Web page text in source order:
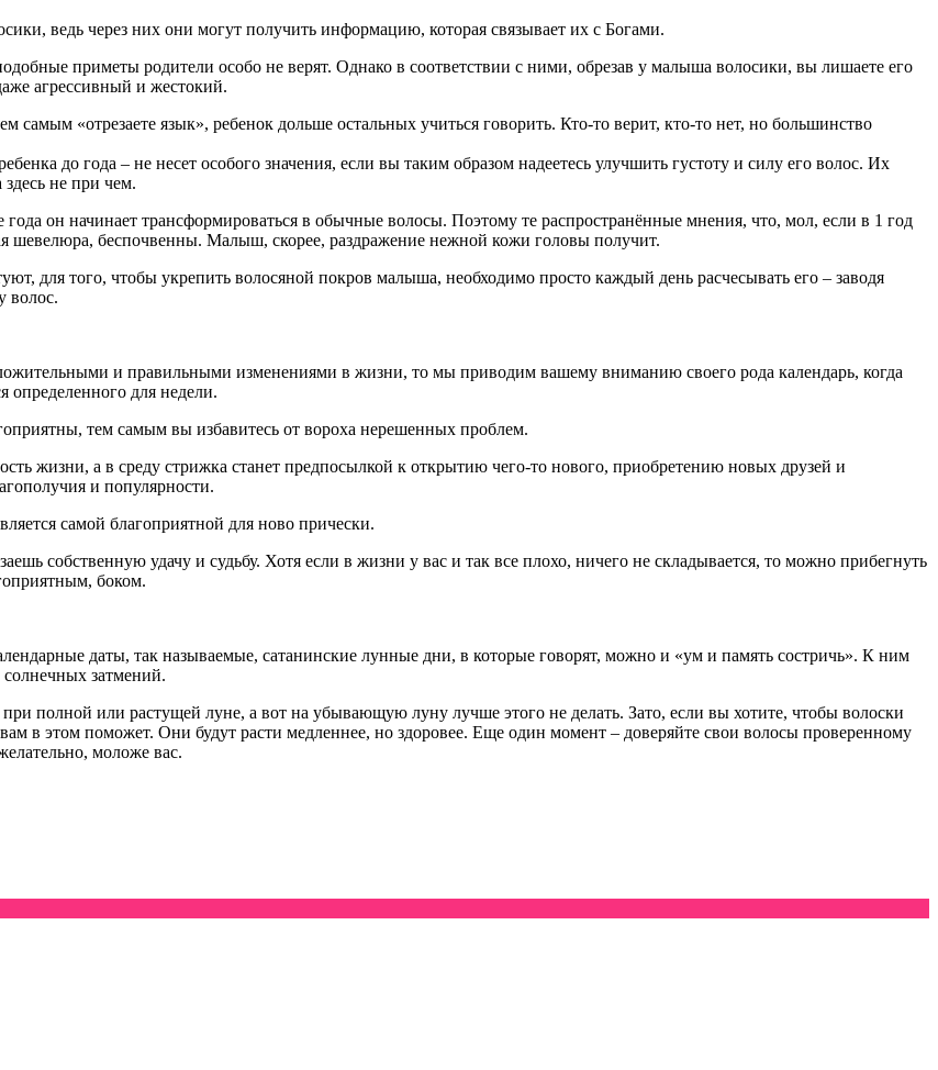
ведь через них они могут получить информацию, которая связывает их с Богами.
приметы родители особо не верят. Однако в соответствии с ними, обрезав у малыша волосики, вы лишаете его
агрессивный и жестокий.
самым «отрезаете язык», ребенок дольше остальных учиться говорить. Кто-то верит, кто-то нет, но большинство
до года – не несет особого значения, если вы таким образом надеетесь улучшить густоту и силу его волос. Их
не при чем.
он начинает трансформироваться в обычные волосы. Поэтому те распространённые мнения, что, мол, если в 1 год
шевелюра, беспочвенны. Малыш, скорее, раздражение нежной кожи головы получит.
для того, чтобы укрепить волосяной покров малыша, необходимо просто каждый день расчесывать его – заводя
волос.
и правильными изменениями в жизни, то мы приводим вашему вниманию своего рода календарь, когда
для недели.
тем самым вы избавитесь от вороха нерешенных проблем.
жизни, а в среду стрижка станет предпосылкой к открытию чего-то нового, приобретению новых друзей и
и популярности.
самой благоприятной для ново прически.
собственную удачу и судьбу. Хотя если в жизни у вас и так все плохо, ничего не складывается, то можно прибегнуть
боком.
даты, так называемые, сатанинские лунные дни, в которые говорят, можно и «ум и память состричь». К ним
затмений.
полной или растущей луне, а вот на убывающую луну лучше этого не делать. Зато, если вы хотите, чтобы волоски
в этом поможет. Они будут расти медленнее, но здоровее. Еще один момент – доверяйте свои волосы проверенному
моложе вас.